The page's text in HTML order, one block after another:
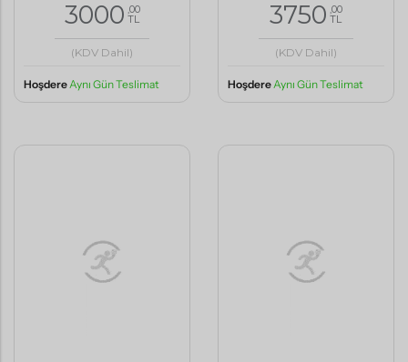
3000 ,00
TL
(KDV Dahil)
HoşdereAynı Gün Teslimat
3750 ,00
TL
(KDV Dahil)
HoşdereAynı Gün Teslimat